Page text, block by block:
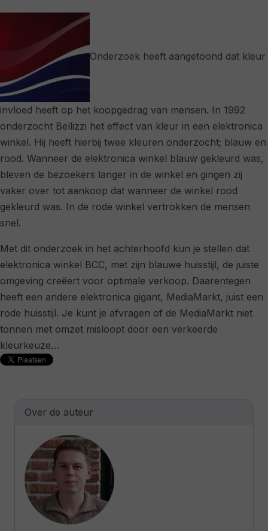
Onderzoek heeft aangetoond dat kleur
invloed heeft op het koopgedrag van mensen. In 1992
onderzocht Bellizzi het effect van kleur in een elektronica
winkel. Hij heeft hierbij twee kleuren onderzocht; blauw en
rood. Wanneer de elektronica winkel blauw gekleurd was,
bleven de bezoekers langer in de winkel en gingen zij
vaker over tot aankoop dat wanneer de winkel rood
gekleurd was. In de rode winkel vertrokken de mensen
snel.
Met dit onderzoek in het achterhoofd kun je stellen dat
elektronica winkel BCC, met zijn blauwe huisstijl, de juiste
omgeving creëert voor optimale verkoop. Daarentegen
heeft een andere elektronica gigant, MediaMarkt, juist een
rode huisstijl. Je kunt je afvragen of de MediaMarkt niet
tonnen met omzet misloopt door een verkeerde
kleurkeuze…
Over de auteur